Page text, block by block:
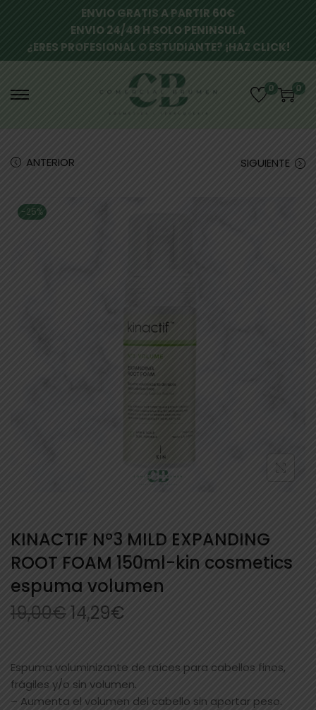
ENVIO GRATIS A PARTIR 60€
ENVIO 24/48 H SOLO PENINSULA
¿ERES PROFESIONAL O ESTUDIANTE? ¡HAZ CLICK!
0 0
ANTERIOR SIGUIENTE
-25%
KINACTIF Nº3 MILD EXPANDING
ROOT FOAM 150ml-kin cosmetics
espuma volumen
19,00€14,29€
Espuma voluminizante de raíces para cabellos finos,
frágiles y/o sin volumen.
– Aumenta el volumen del cabello sin aportar peso.